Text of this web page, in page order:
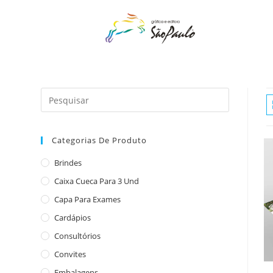
Categorias De Produto
Brindes
Caixa Cueca Para 3 Und
Capa Para Exames
Cardápios
Consultórios
Convites